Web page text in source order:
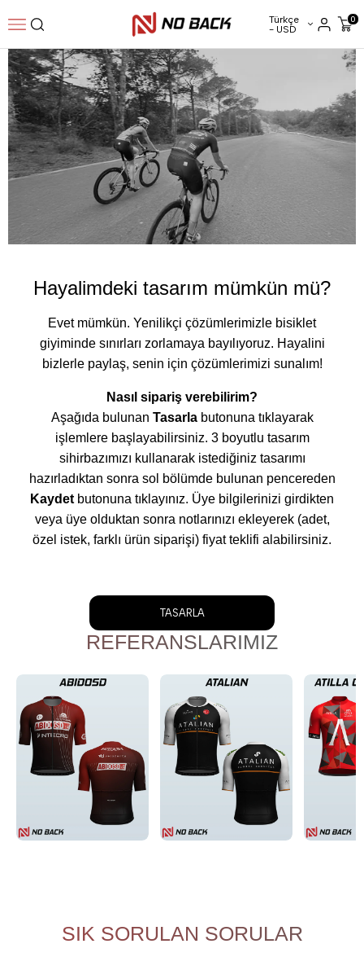
0
Türkçe
- USD
Hayalimdeki tasarım mümkün mü?
Evet mümkün. Yenilikçi çözümlerimizle bisiklet
giyiminde sınırları zorlamaya bayılıyoruz. Hayalini
bizlerle paylaş, senin için çözümlerimizi sunalım!
Nasıl sipariş verebilirim?
Aşağıda bulunan Tasarlabutonuna tıklayarak
işlemlere başlayabilirsiniz. 3 boyutlu tasarım
sihirbazımızı kullanarak istediğiniz tasarımı
hazırladıktan sonra sol bölümde bulunan pencereden
Kaydet butonuna tıklayınız. Üye bilgilerinizi girdikten
veya üye olduktan sonra notlarınızı ekleyerek (adet,
özel istek, farklı ürün siparişi) fiyat teklifi alabilirsiniz.
TASARLA
REFERANSLARIMIZ
SIK SORULAN SORULAR